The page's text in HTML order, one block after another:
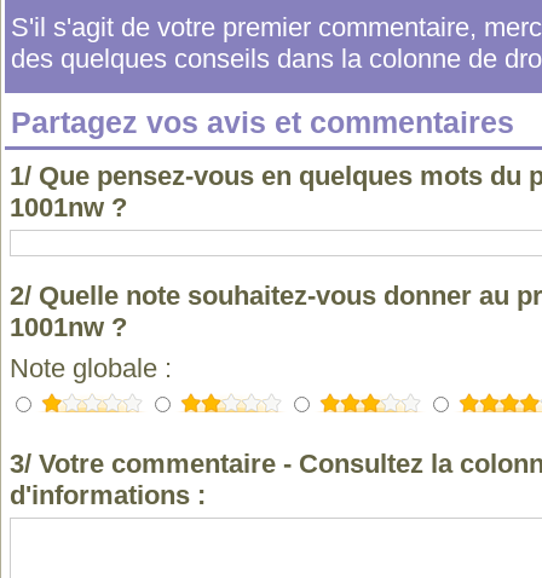
S'il s'agit de votre premier commentaire,
des quelques conseils dans la colonne de
Partagez vos avis et commentaires
1/ Que pensez-vous en quelques mots du
1001nw ?
2/ Quelle note souhaitez-vous donner au
1001nw ?
Note globale :
3/ Votre commentaire - Consultez la
d'informations :